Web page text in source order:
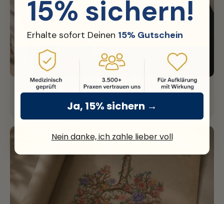
Hochwertiger Druck
UV-beständig, gestochen scharf und langlebig.
15% sichern!
Erhalte sofort Deinen 15% Gutschein
Ja, 15% sichern →
Nein danke, ich zahle lieber voll